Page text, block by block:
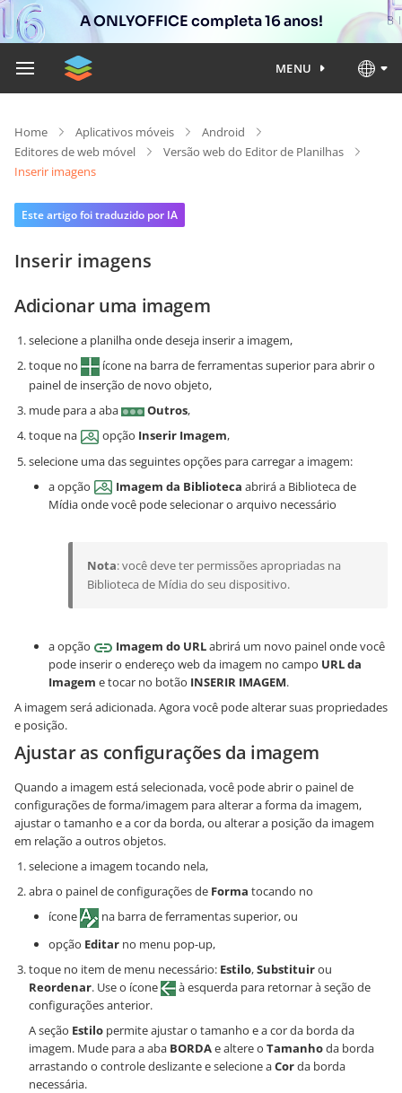
A ONLYOFFICE completa 16 anos!
MENU
Home Aplicativos móveis
Android
Editores de web móvel
Versão web do Editor de Planilhas
Inserir imagens
Este artigo foi traduzido por IA
Inserir imagens
Adicionar uma imagem
selecione a planilha onde deseja inserir a imagem,
toque no
ícone na barra de ferramentas superior para abrir o
painel de inserção de novo objeto,
mude para a aba
Outros,
toque na
opção Inserir Imagem,
selecione uma das seguintes opções para carregar a imagem:
a opção
Imagem da Biblioteca abrirá a Biblioteca de
Mídia onde você pode selecionar o arquivo necessário
Nota: você deve ter permissões apropriadas na
Biblioteca de Mídia do seu dispositivo.
a opção Imagem do URLabrirá um novo painel onde você
pode inserir o endereço web da imagem no campo URL da
Imagem e tocar no botão INSERIR IMAGEM.
A imagem será adicionada. Agora você pode alterar suas propriedades
e posição.
Ajustar as configurações da imagem
Quando a imagem está selecionada, você pode abrir o painel de
configurações de forma/imagem para alterar a forma da imagem,
ajustar o tamanho e a cor da borda, ou alterar a posição da imagem
em relação a outros objetos.
selecione a imagem tocando nela,
abra o painel de configurações de Forma tocando no
ícone
na barra de ferramentas superior, ou
opção Editar no menu pop-up,
toque no item de menu necessário: Estilo,Substituirou
Reordenar. Use o ícone
à esquerda para retornar à seção de
configurações anterior.
A seção Estilo permite ajustar o tamanho e a cor da borda da
imagem. Mude para a aba BORDAe altere o Tamanhoda borda
arrastando o controle deslizante e selecione aCorda borda
necessária.